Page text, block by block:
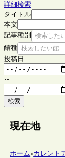
詳細検索
タイトル
本文
記事種別
検索した
館種 検索したい館
投稿日
～
検索
現在地
ホーム»カレント